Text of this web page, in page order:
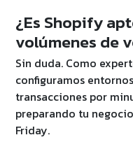
¿Es Shopify
volúmenes de
Sin duda. Como
configuramos
transacciones por
preparando tu
Friday.